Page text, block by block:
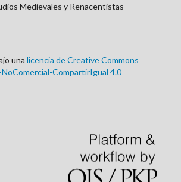
Medievales y Renacentistas
una licencia de Creative Commons
CompartirIgual 4.0